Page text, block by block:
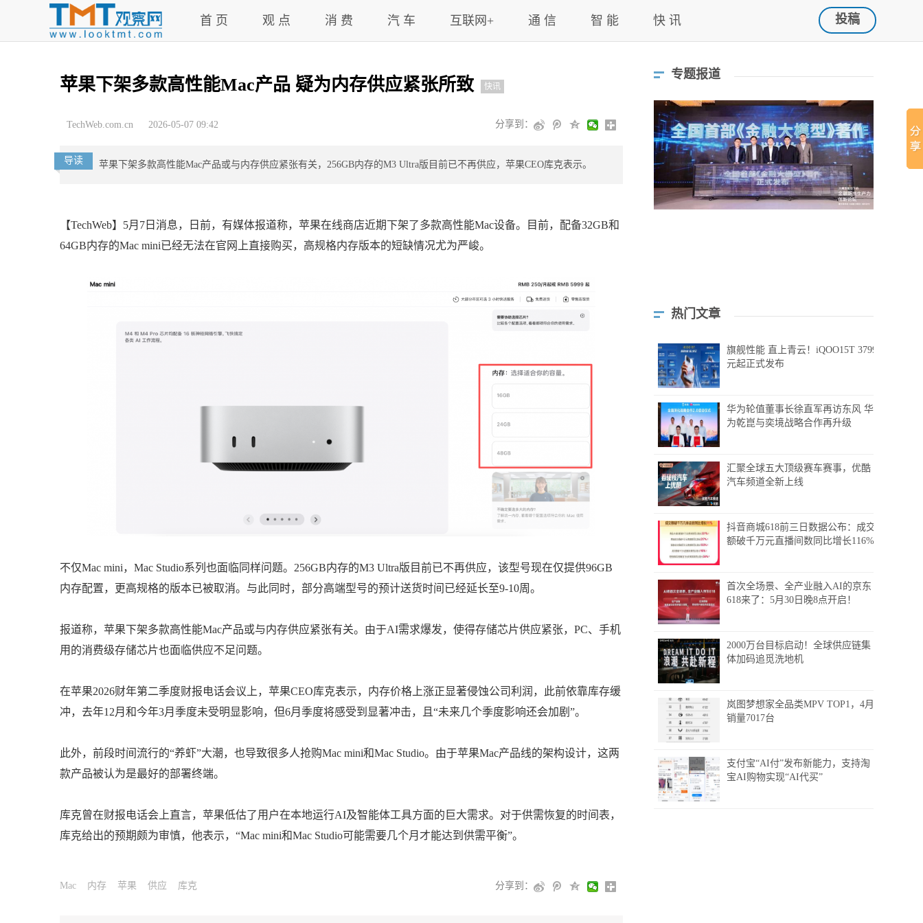
首 页 观 点 消 费 汽 车 互联网+ 通 信 智 能 快 讯 投稿
苹果下架多款高性能Mac产品 疑为内存供应紧张所致 快讯
TechWeb.com.cn 2026-05-07 09:42 分享到：
导读 苹果下架多款高性能Mac产品或与内存供应紧张有关，256GB内存的M3 Ultra版目前已不再供应，苹果CEO库克表示。
【TechWeb】5月7日消息，日前，有媒体报道称，苹果在线商店近期下架了多款高性能Mac设备。目前，配备32GB和
64GB内存的Mac mini已经无法在官网上直接购买，高规格内存版本的短缺情况尤为严峻。
不仅Mac mini，Mac Studio系列也面临同样问题。256GB内存的M3 Ultra版目前已不再供应，该型号现在仅提供96GB
内存配置，更高规格的版本已被取消。与此同时，部分高端型号的预计送货时间已经延长至9-10周。
报道称，苹果下架多款高性能Mac产品或与内存供应紧张有关。由于AI需求爆发，使得存储芯片供应紧张，PC、手机
用的消费级存储芯片也面临供应不足问题。
在苹果2026财年第二季度财报电话会议上，苹果CEO库克表示，内存价格上涨正显著侵蚀公司利润，此前依靠库存缓
冲，去年12月和今年3月季度未受明显影响，但6月季度将感受到显著冲击，且“未来几个季度影响还会加剧”。
此外，前段时间流行的“养虾”大潮，也导致很多人抢购Mac mini和Mac Studio。由于苹果Mac产品线的架构设计，这两
款产品被认为是最好的部署终端。
库克曾在财报电话会上直言，苹果低估了用户在本地运行AI及智能体工具方面的巨大需求。对于供需恢复的时间表，
库克给出的预期颇为审慎，他表示，“Mac mini和Mac Studio可能需要几个月才能达到供需平衡”。
Mac 内存 苹果 供应 库克 分享到：
专题报道
热门文章
旗舰性能 直上青云！iQOO15T 3799
元起正式发布
华为轮值董事长徐直军再访东风 华
为乾崑与奕境战略合作再升级
汇聚全球五大顶级赛车赛事，优酷
汽车频道全新上线
抖音商城618前三日数据公布：成交
额破千万元直播间数同比增长116%
首次全场景、全产业融入AI的京东
618来了：5月30日晚8点开启！
2000万台目标启动！全球供应链集
体加码追觅洗地机
岚图梦想家全品类MPV TOP1，4月
销量7017台
支付宝“AI付”发布新能力，支持淘
宝AI购物实现“AI代买”